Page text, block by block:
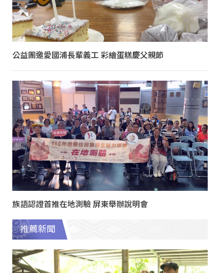
公益團邀愛國浦長輩義工 彩繪蛋糕慶父親節
族語認證首推在地測驗 屏東舉辦說明會
推薦新聞